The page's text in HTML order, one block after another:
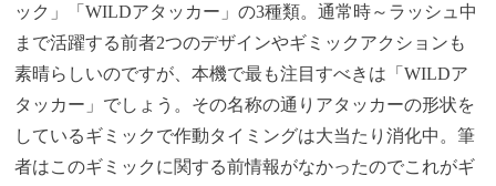
ック」「WILDアタッカー」の3種類。通常時～ラッシュ中
まで活躍する前者2つのデザインやギミックアクションも
素晴らしいのですが、本機で最も注目すべきは「WILDア
タッカー」でしょう。その名称の通りアタッカーの形状を
しているギミックで作動タイミングは大当たり消化中。筆
者はこのギミックに関する前情報がなかったのでこれがギ